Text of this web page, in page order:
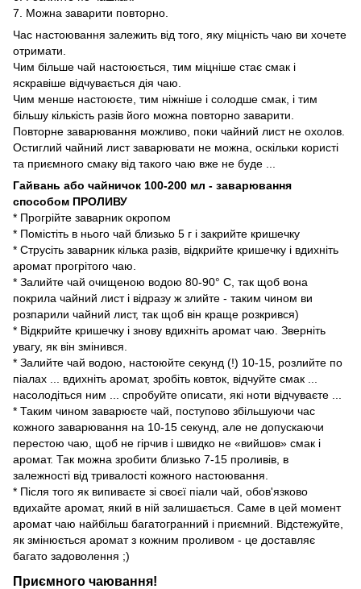
7. Можна заварити повторно.
Час настоювання залежить від того, яку міцність чаю ви хочете
отримати.
Чим більше чай настоюється, тим міцніше стає смак і
яскравіше відчувається дія чаю.
Чим менше настоюєте, тим ніжніше і солодше смак, і тим
більшу кількість разів його можна повторно заварити.
Повторне заварювання можливо, поки чайний лист не охолов.
Остиглий чайний лист заварювати не можна, оскільки користі
та приємного смаку від такого чаю вже не буде ...
Гайвань або чайничок 100-200 мл - заварювання
способом ПРОЛИВУ
* Прогрійте заварник окропом
* Помістіть в нього чай близько 5 г і закрийте кришечку
* Струсіть заварник кілька разів, відкрийте кришечку і вдихніть
аромат прогрітого чаю.
* Залийте чай очищеною водою 80-90° С, так щоб вона
покрила чайний лист і відразу ж злийте - таким чином ви
розпарили чайний лист, так щоб він краще розкрився)
* Відкрийте кришечку і знову вдихніть аромат чаю. Зверніть
увагу, як він змінився.
* Залийте чай водою, настоюйте секунд (!) 10-15, розлийте по
піалах ... вдихніть аромат, зробіть ковток, відчуйте смак ...
насолодіться ним ... спробуйте описати, які ноти відчуваєте ...
* Таким чином заварюєте чай, поступово збільшуючи час
кожного заварювання на 10-15 секунд, але не допускаючи
перестою чаю, щоб не гірчив і швидко не «вийшов» смак і
аромат. Так можна зробити близько 7-15 проливів, в
залежності від тривалості кожного настоювання.
* Після того як випиваєте зі своєї піали чай, обов'язково
вдихайте аромат, який в ній залишається. Саме в цей момент
аромат чаю найбільш багатогранний і приємний. Відстежуйте,
як змінюється аромат з кожним проливом - це доставляє
багато задоволення ;)
Приємного чаювання!